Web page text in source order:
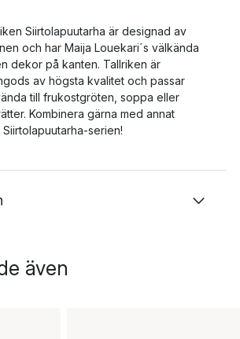
Siirtolapuutarha är designad av
och har Maija Louekari´s välkända
dekor på kanten. Tallriken är
av högsta kvalitet och passar
till frukostgröten, soppa eller
Kombinera gärna med annat
serien!
även